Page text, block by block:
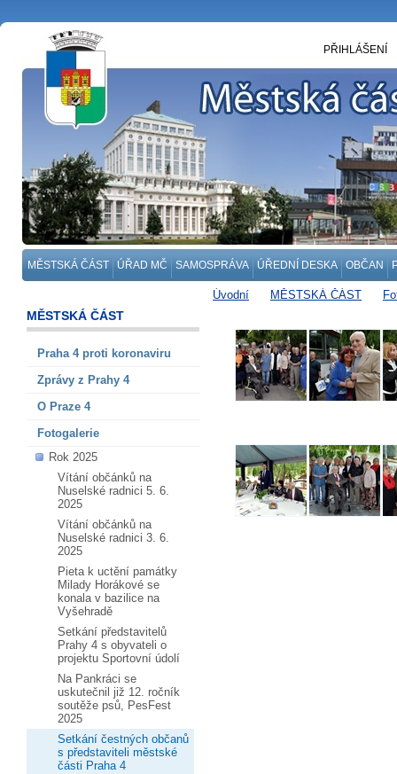
MĚSTSKÁ ČÁST ÚŘAD MČ SAMOSPRÁVA ÚŘEDNÍ DESKA OBČAN
PŘIHLÁŠENÍ
Úvodní MĚSTSKÁ ČÁST
MĚSTSKÁ ČÁST
Praha 4 proti koronaviru
Zprávy z Prahy 4
O Praze 4
Fotogalerie
Rok 2025
Vítání občánků na
Nuselské radnici 5. 6.
2025
Vítání občánků na
Nuselské radnici 3. 6.
2025
Pieta k uctění památky
Milady Horákové se
konala v bazilice na
Vyšehradě
Setkání představitelů
Prahy 4 s obyvateli o
projektu Sportovní údolí
Na Pankráci se
uskutečnil již 12. ročník
soutěže psů, PesFest
2025
Setkání čestných občanů
s představiteli městské
části Praha 4